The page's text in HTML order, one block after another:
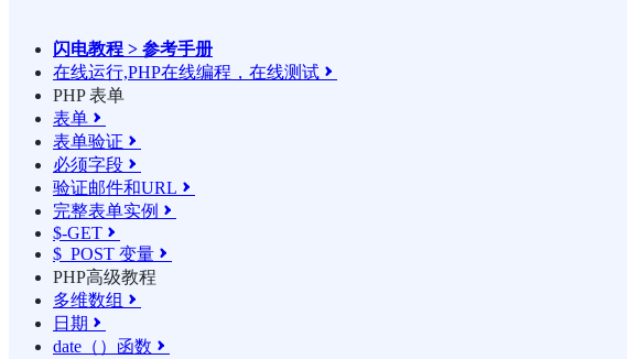
闪电教程 > 参考手册
在线运行,PHP在线编程，在线测试 
PHP 表单
表单 
表单验证 
必须字段 
验证邮件和URL 
完整表单实例 
$-GET 
$_POST 变量 
PHP高级教程
多维数组 
日期 
date（）函数 